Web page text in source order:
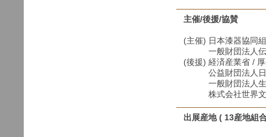
主催/後援/協賛
(主催) 日本漆器協同
一般財団法人伝統
(後援) 経済産業省 /
公益財団法人日本
一般財団法人生活
株式会社世界文
出展産地 ( 13産地組